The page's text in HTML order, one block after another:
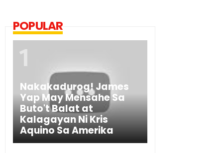
POPULAR
Nakakadurog! James
Yap May Mensahe Sa
Buto't Balat at
Kalagayan Ni Kris
Aquino Sa Amerika